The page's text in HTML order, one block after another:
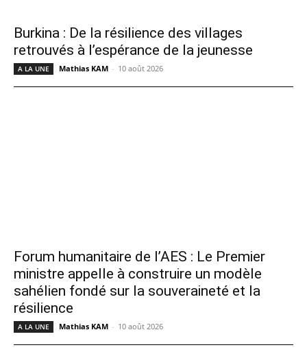
Burkina : De la résilience des villages
retrouvés à l’espérance de la jeunesse
A LA UNE Mathias KAM - 10 août 2026
Forum humanitaire de l’AES : Le Premier
ministre appelle à construire un modèle
sahélien fondé sur la souveraineté et la
résilience
A LA UNE Mathias KAM - 10 août 2026